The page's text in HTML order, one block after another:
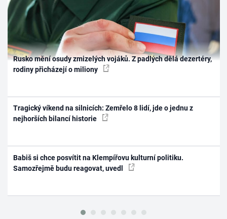
Rusko mění osudy zmizelých vojáků. Z padlých dělá dezertéry,
rodiny přicházejí o miliony
Tragický víkend na silnicích: Zemřelo 8 lidí, jde o jednu z
nejhorších bilancí historie
Babiš si chce posvítit na Klempířovu kulturní politiku.
Samozřejmě budu reagovat, uvedl